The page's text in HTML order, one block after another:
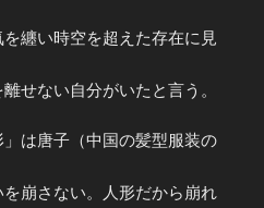
纏い時空を超えた存在に見
せない自分がいたと言う。
」は唐子（中国の髪型服装の
崩さない。人形だから崩れ